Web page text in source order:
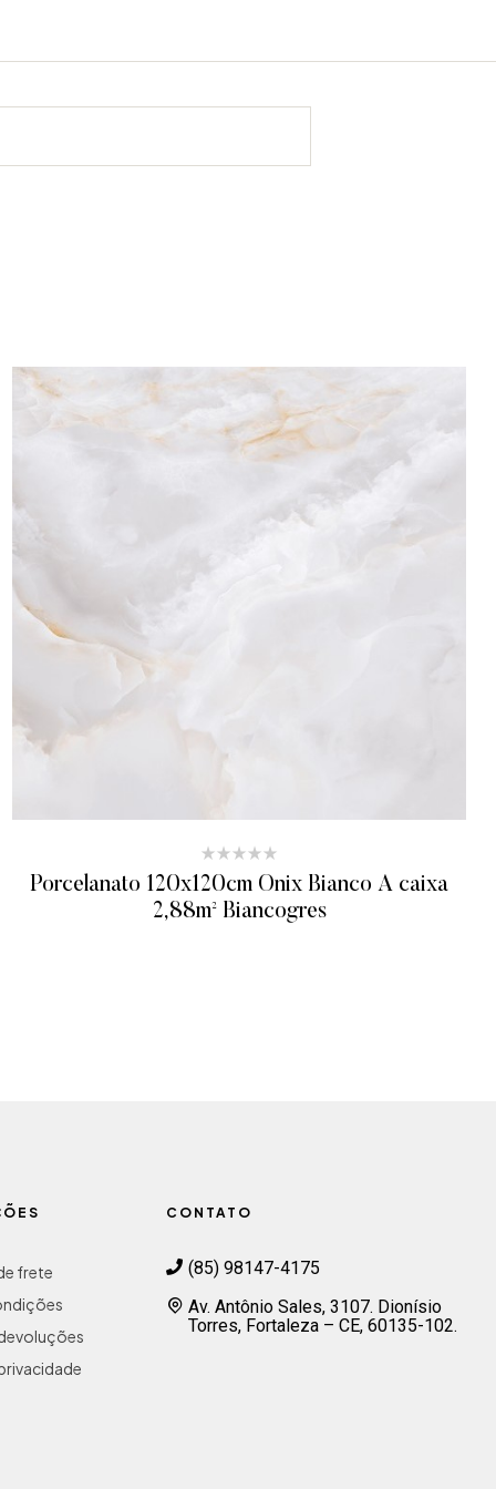
Porcelanato 120x120cm Onix Bianco A caixa
2,88m² Biancogres
frete
CONTATO
(85) 98147-4175
Av. Antônio Sales, 3107. Dionísio
Torres, Fortaleza – CE, 60135-102.